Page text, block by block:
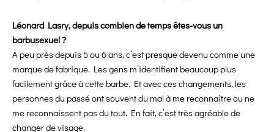
Léonard Lasry, depuis combien de temps êtes-vous un
barbusexuel ?
A peu près depuis 5 ou 6 ans, c’est presque devenu comme une
marque de fabrique. Les gens m’identifient beaucoup plus
facilement grâce à cette barbe. Et avec ces changements, les
personnes du passé ont souvent du mal à me reconnaître ou ne
me reconnaissent pas du tout. En fait, c’est très agréable de
changer de visage.